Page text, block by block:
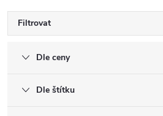
Filtrovat
Dle ceny
Dle štítku